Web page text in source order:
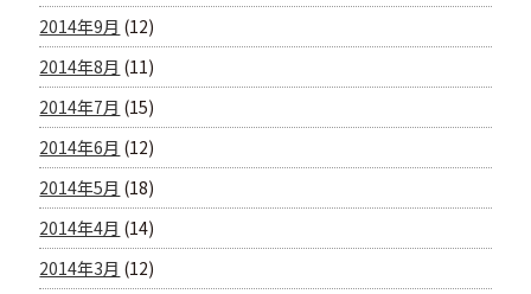
2014年9月 (12)
2014年8月 (11)
2014年7月 (15)
2014年6月 (12)
2014年5月 (18)
2014年4月 (14)
2014年3月 (12)